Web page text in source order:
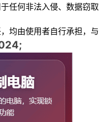
任何非法入侵、数据窃取
均由使用者自行承担，与